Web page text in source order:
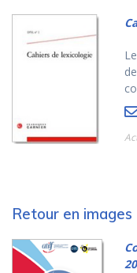
Retour en images